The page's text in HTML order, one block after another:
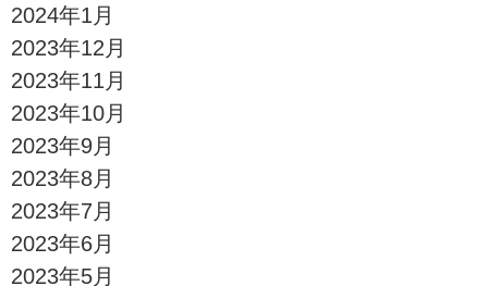
2024年1月
2023年12月
2023年11月
2023年10月
2023年9月
2023年8月
2023年7月
2023年6月
2023年5月